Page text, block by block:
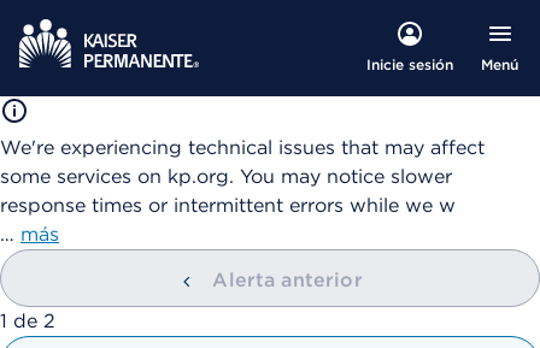
Inicie sesión Menú
We're experiencing technical issues that may affect
some services on kp.org. You may notice slower
response times or intermittent errors while we w
… más
Alerta anterior
mostrando
1 de 2